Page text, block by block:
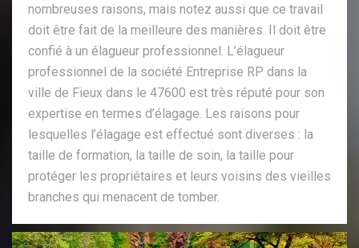
nombreuses raisons, mais notez aussi que ce travail
doit être fait de la meilleure des manières. Il doit être
confié à un élagueur professionnel. L’élagueur
professionnel de la société Entreprise RP dans la
ville de Fieux dans le 47600 est très réputé pour son
expertise en termes d’élagage. Les raisons pour
lesquelles l’élagage est effectué sont diverses : la
taille de formation, la taille de soin, la taille pour
protéger les propriétaires et leurs voisins des vieilles
branches qui menacent de tomber.